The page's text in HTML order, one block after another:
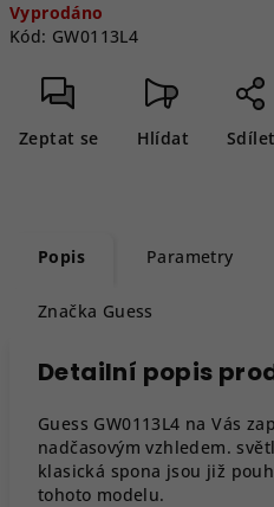
cena:
Vyprodáno
Kód: GW0113L4
Zeptat se Hlídat Sdílet
Popis Parametry
Značka Guess
Detailní popis
Guess GW0113L4 na Vás
nadčasovým vzhledem.
klasická spona jsou již
tohoto modelu.